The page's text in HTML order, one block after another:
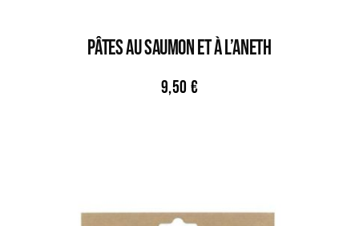
PÂTES AU SAUMON ET À L’ANETH
9,50 €